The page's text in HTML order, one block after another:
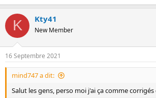
K Kty41
New Member
16 Septembre 2021
mind747 a dit:
Salut les gens, perso moi j'ai ça comme corrigés